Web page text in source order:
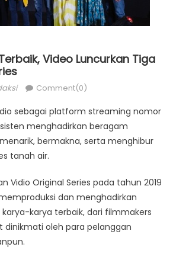
Video Luncurkan Tiga
Comment(0)
sebagai platform streaming nomor
menghadirkan beragam
bermakna, serta menghibur
tanah air.
Vidio Original Series pada tahun 2019
dan menghadirkan
karya terbaik, dari filmmakers
dinikmati oleh para pelanggan